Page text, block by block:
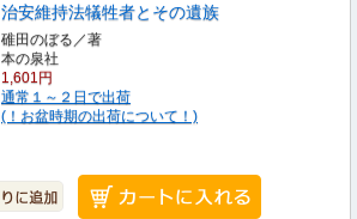
治安維持法犠牲者とその遺族
碓田のぼる／著
本の泉社
1,601円
通常１～２日で出荷
(！お盆時期の出荷について！)